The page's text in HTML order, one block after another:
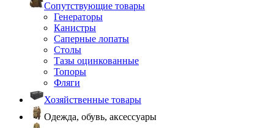
Сопутствующие товары
Генераторы
Канистры
Саперные лопаты
Столы
Тазы оцинкованные
Топоры
Фляги
Хозяйственные товары
Одежда, обувь, аксессуары